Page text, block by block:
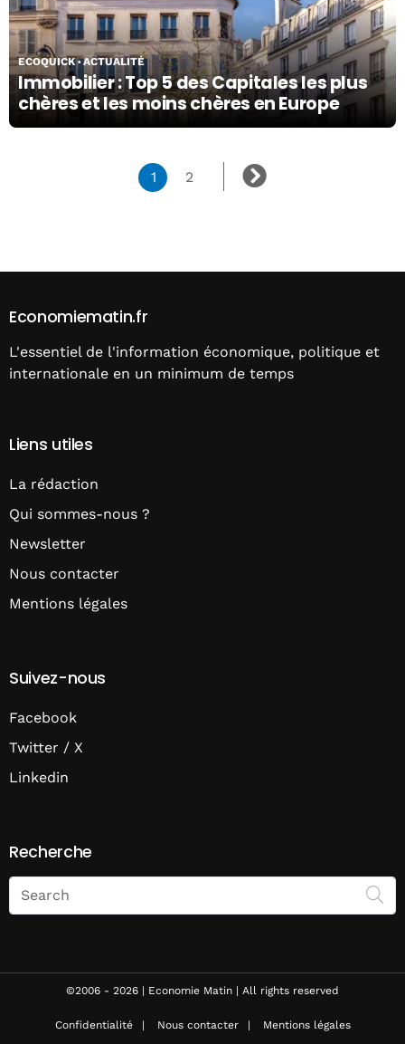
Immobilier : Top 5 des Capitales les plus
chères et les moins chères en Europe
ECOQUICK ACTUALITÉ
02/03/26
1 2
Economiematin.fr
L'essentiel de l'information économique, politique et
internationale en un minimum de temps
Liens utiles
La rédaction
Qui sommes-nous ?
Newsletter
Nous contacter
Mentions légales
Suivez-nous
Facebook
Twitter / X
Linkedin
Recherche
Search
on
Economie
©2006 - 2026 | Economie Matin | All rights reserved
Confidentialité Nous contacter Mentions légales